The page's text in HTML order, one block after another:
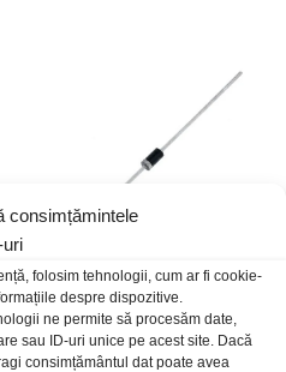
consimțămintele
uri
folosim tehnologii, cum ar fi cookie-
despre dispozitive.
ne permite să procesăm date,
sau ID-uri unice pe acest site. Dacă
consimțământul dat poate avea
Dz 1.3W 13V
1,00lei/Buc